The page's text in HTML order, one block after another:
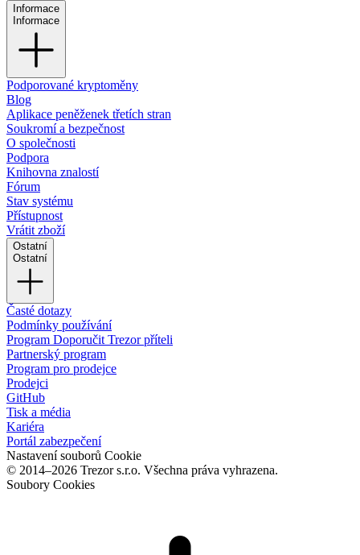
Informace
Informace
Podporované kryptoměny
Blog
Aplikace peněženek třetích stran
Soukromí a bezpečnost
O společnosti
Podpora
Knihovna znalostí
Fórum
Stav systému
Přístupnost
Vrátit zboží
Ostatní
Ostatní
Časté dotazy
Podmínky používání
Program Doporučit Trezor příteli
Partnerský program
Program pro prodejce
Prodejci
GitHub
Tisk a média
Kariéra
Portál zabezpečení
Nastavení souborů Cookie
© 2014–2026 Trezor s.r.o. Všechna práva vyhrazena.
Soubory Cookies